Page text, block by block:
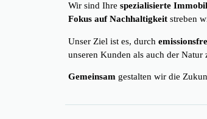
Wir sind Ihre spezialisierte
Fokus auf Nachhaltigkeit streben
Unser Ziel ist es, durch
unseren Kunden als auch der
Gemeinsam gestalten wir die